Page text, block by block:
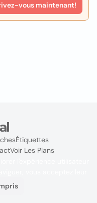
vous maintenant!
Étiquettes
Voir Les Plans
vous acceptez leur